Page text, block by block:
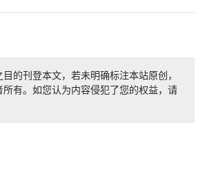
的刊登本文，若未明确标注本站原创，
所有。如您认为内容侵犯了您的权益，请